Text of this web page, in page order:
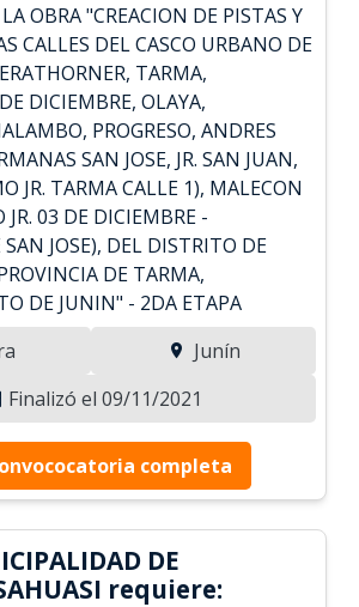
OBRA "CREACION DE PISTAS Y
CALLES DEL CASCO URBANO DE
TARMA,
DICIEMBRE, OLAYA,
PROGRESO, ANDRES
SAN JOSE, JR. SAN JUAN,
JR. TARMA CALLE 1), MALECON
03 DE DICIEMBRE -
JOSE), DEL DISTRITO DE
DE TARMA,
DE JUNIN" - 2DA ETAPA
Junín
Finalizó el 09/11/2021
completa
DE
requiere: